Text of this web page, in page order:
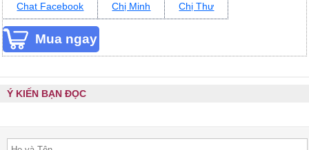
Chat Facebook Chị Minh Chị Thư
Ý KIẾN BẠN ĐỌC